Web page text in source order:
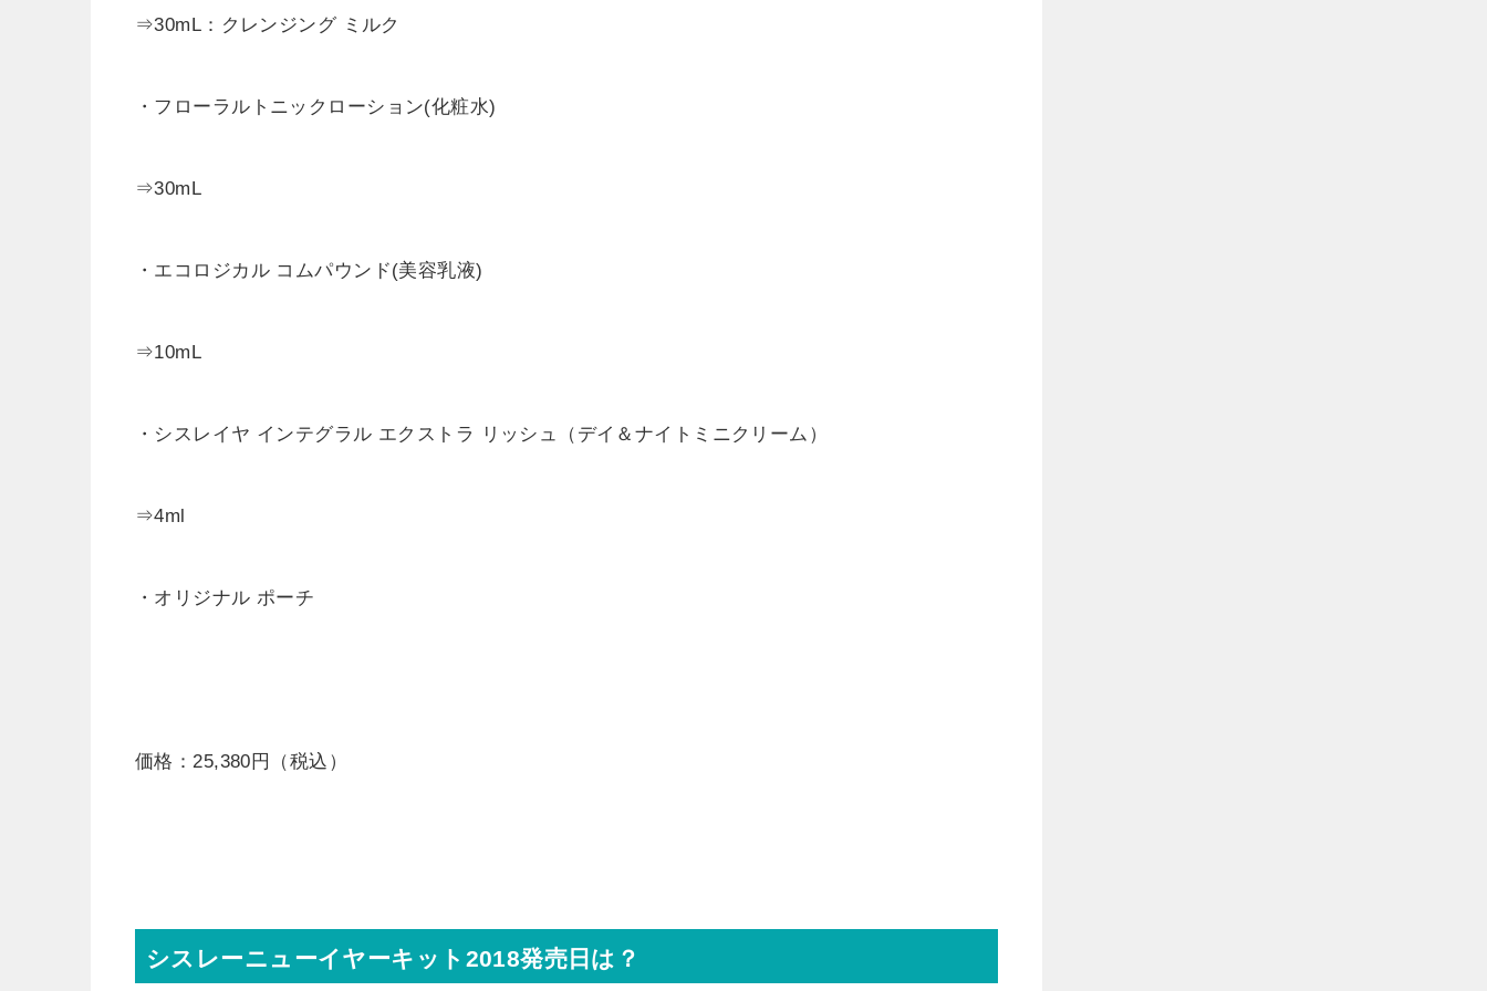
⇒30mL：クレンジング ミルク
・フローラルトニックローション(化粧水)
⇒30mL
・エコロジカル コムパウンド(美容乳液)
⇒10mL
・シスレイヤ インテグラル エクストラ リッシュ（デイ＆ナイトミニクリーム）
⇒4ml
・オリジナル ポーチ
価格：25,380円（税込）
シスレーニューイヤーキット2018発売日は？